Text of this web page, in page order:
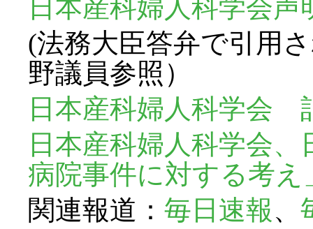
日本産科婦人科学会声
(法務大臣答弁で引用
野議員参照）
日本産科婦人科学会
日本産科婦人科学会
病院事件に対する考え
関連報道： 毎日速報、